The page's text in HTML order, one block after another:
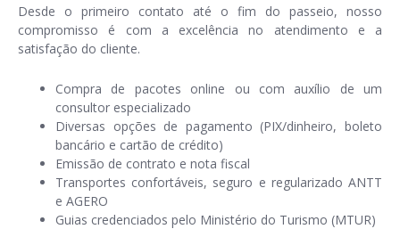
Desde o primeiro contato até o fim do passeio, nosso
compromisso é com a excelência no atendimento e a
satisfação do cliente.
Compra de pacotes online ou com auxílio de um
consultor especializado
Diversas opções de pagamento (PIX/dinheiro, boleto
bancário e cartão de crédito)
Emissão de contrato e nota fiscal
Transportes confortáveis, seguro e regularizado ANTT
e AGERO
Guias credenciados pelo Ministério do Turismo (MTUR)